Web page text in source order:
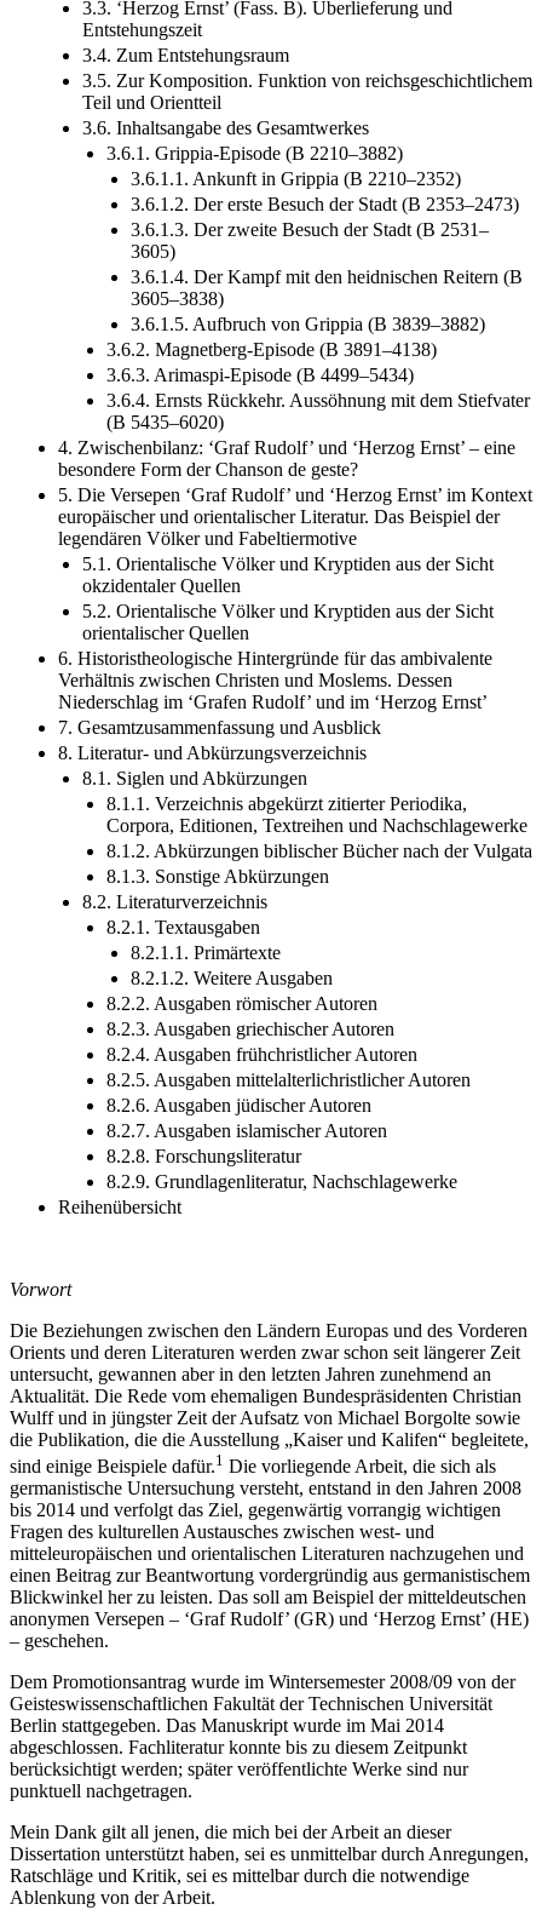
Entstehungszeit
3.4. Zum Entstehungsraum
3.5. Zur Komposition. Funktion von reichsgeschichtlichem
Teil und Orientteil
3.6. Inhaltsangabe des Gesamtwerkes
3.6.1. Grippia-Episode (B 2210–3882)
3.6.1.1. Ankunft in Grippia (B 2210–2352)
3.6.1.2. Der erste Besuch der Stadt (B 2353–2473)
3.6.1.3. Der zweite Besuch der Stadt (B 2531–
3605)
3.6.1.4. Der Kampf mit den heidnischen Reitern (B
3605–3838)
3.6.1.5. Aufbruch von Grippia (B 3839–3882)
3.6.2. Magnetberg-Episode (B 3891–4138)
3.6.3. Arimaspi-Episode (B 4499–5434)
3.6.4. Ernsts Rückkehr. Aussöhnung mit dem Stiefvater
(B 5435–6020)
4. Zwischenbilanz: ‘Graf Rudolf’ und ‘Herzog Ernst’ – eine
besondere Form der Chanson de geste?
5. Die Versepen ‘Graf Rudolf’ und ‘Herzog Ernst’ im Kontext
europäischer und orientalischer Literatur. Das Beispiel der
legendären Völker und Fabeltiermotive
5.1. Orientalische Völker und Kryptiden aus der Sicht
okzidentaler Quellen
5.2. Orientalische Völker und Kryptiden aus der Sicht
orientalischer Quellen
6. Historistheologische Hintergründe für das ambivalente
Verhältnis zwischen Christen und Moslems. Dessen
Niederschlag im ‘Grafen Rudolf’ und im ‘Herzog Ernst’
7. Gesamtzusammenfassung und Ausblick
8. Literatur- und Abkürzungsverzeichnis
8.1. Siglen und Abkürzungen
8.1.1. Verzeichnis abgekürzt zitierter Periodika,
Corpora, Editionen, Textreihen und Nachschlagewerke
8.1.2. Abkürzungen biblischer Bücher nach der Vulgata
8.1.3. Sonstige Abkürzungen
8.2. Literaturverzeichnis
8.2.1. Textausgaben
8.2.1.1. Primärtexte
8.2.1.2. Weitere Ausgaben
8.2.2. Ausgaben römischer Autoren
8.2.3. Ausgaben griechischer Autoren
8.2.4. Ausgaben frühchristlicher Autoren
8.2.5. Ausgaben mittelalterlichristlicher Autoren
8.2.6. Ausgaben jüdischer Autoren
8.2.7. Ausgaben islamischer Autoren
8.2.8. Forschungsliteratur
8.2.9. Grundlagenliteratur, Nachschlagewerke
Reihenübersicht
Orients und deren Literaturen werden zwar schon seit längerer Zeit
untersucht, gewannen aber in den letzten Jahren zunehmend an
Aktualität. Die Rede vom ehemaligen Bundespräsidenten Christian
Wulff und in jüngster Zeit der Aufsatz von Michael Borgolte sowie
die Publikation, die die Ausstellung „Kaiser und Kalifen“ begleitete,
sind einige Beispiele dafür.1Die vorliegende Arbeit, die sich als
germanistische Untersuchung versteht, entstand in den Jahren 2008
bis 2014 und verfolgt das Ziel, gegenwärtig vorrangig wichtigen
Fragen des kulturellen Austausches zwischen west- und
mitteleuropäischen und orientalischen Literaturen nachzugehen und
einen Beitrag zur Beantwortung vordergründig aus germanistischem
Blickwinkel her zu leisten. Das soll am Beispiel der mitteldeutschen
anonymen Versepen – ‘Graf Rudolf’ (GR) und ‘Herzog Ernst’ (HE)
– geschehen.
Geisteswissenschaftlichen Fakultät der Technischen Universität
Berlin stattgegeben. Das Manuskript wurde im Mai 2014
abgeschlossen. Fachliteratur konnte bis zu diesem Zeitpunkt
berücksichtigt werden; später veröffentlichte Werke sind nur
punktuell nachgetragen.
Dissertation unterstützt haben, sei es unmittelbar durch Anregungen,
Ratschläge und Kritik, sei es mittelbar durch die notwendige
Ablenkung von der Arbeit.